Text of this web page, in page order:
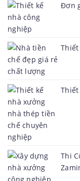
Đơn
Thi